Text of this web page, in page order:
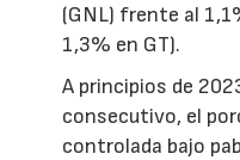
(GNL) frente al
1,3% en GT).
A principios de
consecutivo, el
controlada bajo